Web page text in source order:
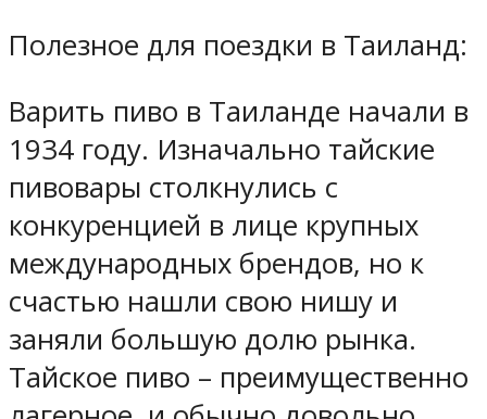
Полезное для поездки в Таиланд:
Варить пиво в Таиланде начали в
1934 году. Изначально тайские
пивовары столкнулись с
конкуренцией в лице крупных
международных брендов, но к
счастью нашли свою нишу и
заняли большую долю рынка.
Тайское пиво – преимущественно